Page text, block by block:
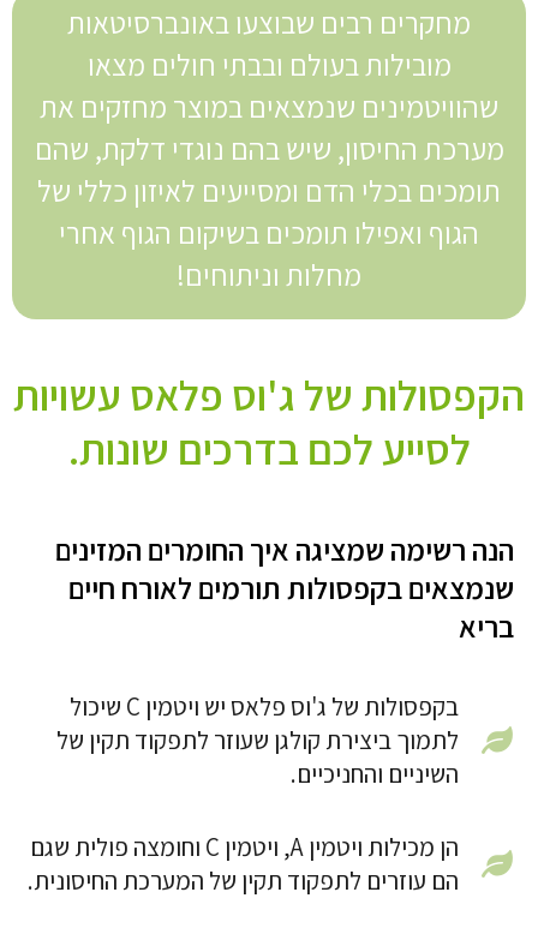
מחקרים רבים שבוצעו באונברסיטאות
מובילות בעולם ובבתי חולים מצאו
שהוויטמינים שנמצאים במוצר מחזקים את
מערכת החיסון, שיש בהם נוגדי דלקת, שהם
תומכים בכלי הדם ומסייעים לאיזון כללי של
הגוף ואפילו תומכים בשיקום הגוף אחרי
מחלות וניתוחים!
הקפסולות של ג'וס פלאס עשויות
לסייע לכם בדרכים שונות.
הנה רשימה שמציגה איך החומרים המזינים
שנמצאים בקפסולות תורמים לאורח חיים
בריא
בקפסולות של ג'וס פלאס יש ויטמין C שיכול
לתמוך ביצירת קולגן שעוזר לתפקוד תקין של
השיניים והחניכיים.
הן מכילות ויטמין A, ויטמין C וחומצה פולית שגם
הם עוזרים לתפקוד תקין של המערכת החיסונית.